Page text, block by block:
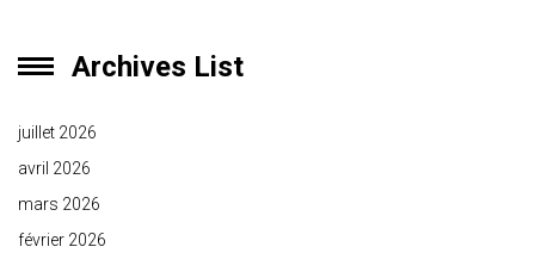
Archives List
juillet 2026
avril 2026
mars 2026
février 2026